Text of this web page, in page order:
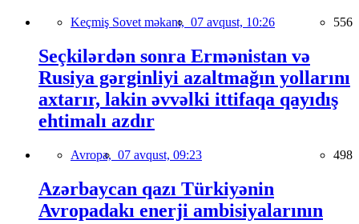
Keçmiş Sovet məkanı, 07 avqust, 10:26 556
Seçkilərdən sonra Ermənistan və
Rusiya gərginliyi azaltmağın yollarını
axtarır, lakin əvvəlki ittifaqa qayıdış
ehtimalı azdır
Avropa, 07 avqust, 09:23 498
Azərbaycan qazı Türkiyənin
Avropadakı enerji ambisiyalarının